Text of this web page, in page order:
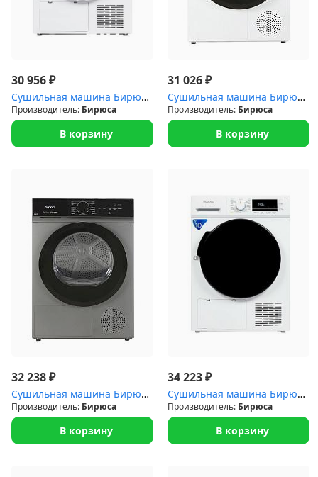
30 956₽
Сушильная машина Бирюса DM-MS8/05
Производитель: Бирюса
В корзину
31 026₽
Сушильная машина Бирюса DM-SN9/46 (15прогр.тепловой насос)
Производитель: Бирюса
В корзину
32 238₽
Сушильная машина Бирюса DM-SN9/46M (15прогр.тепловой насос,серебр...
Производитель: Бирюса
В корзину
34 223₽
Сушильная машина Бирюса DM-MK10/03 (16прогр.тепловой насос)
Производитель: Бирюса
В корзину
Строительные фены
Фрезеры
Штроборезы
Электролобзики
Электрорубанки
Инверторы